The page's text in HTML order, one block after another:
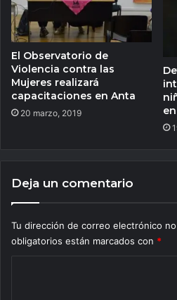
El Observatorio de
Violencia contra las
Mujeres realizará
capacitaciones en Anta
20 marzo, 2019
Deja un comentario
Tu dirección de correo electrónico
obligatorios están marcados con *